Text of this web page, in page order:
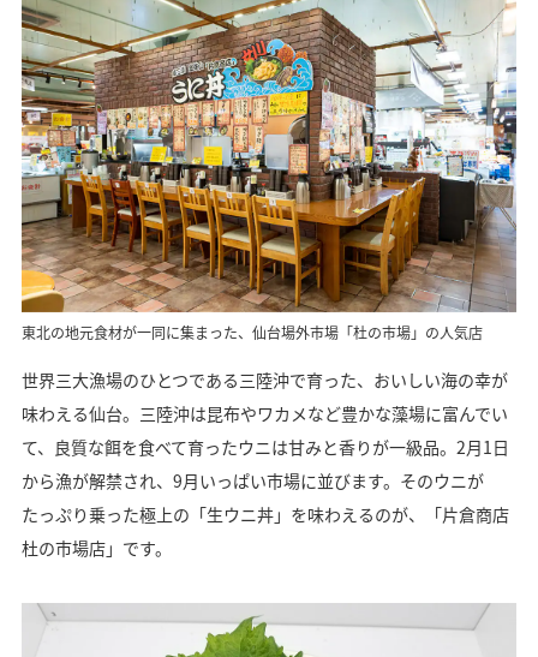
東北の地元食材が一同に集まった、仙台場外市場「杜の市場」の人気店
世界三大漁場のひとつである三陸沖で育った、おいしい海の幸が
味わえる仙台。三陸沖は昆布やワカメなど豊かな藻場に富んでい
て、良質な餌を食べて育ったウニは甘みと香りが一級品。2月1日
から漁が解禁され、9月いっぱい市場に並びます。そのウニが
たっぷり乗った極上の「生ウニ丼」を味わえるのが、「片倉商店
杜の市場店」です。